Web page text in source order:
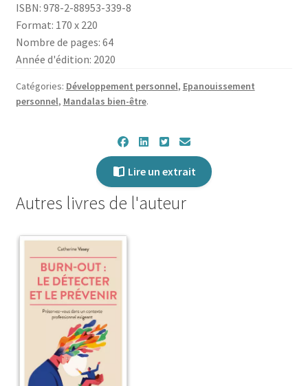
ISBN: 978-2-88953-339-8
Format: 170 x 220
Nombre de pages: 64
Année d'édition: 2020
Catégories: Développement personnel, Epanouissement
personnel, Mandalas bien-être.
Lire un extrait
Autres livres de l'auteur